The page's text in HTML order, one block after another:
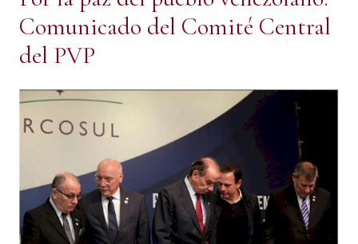
Comunicado del Comité Central
del PVP